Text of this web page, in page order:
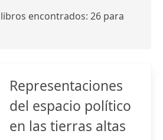
encontrados: 26 para
Representaciones
del espacio político
en las tierras altas